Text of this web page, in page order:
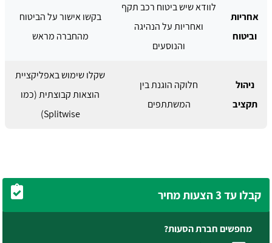
אחריות
וביטוח
לוודא שיש ביטוח רכב תקף
ואחריות על הנהיגה
והנוסעים
בקשו אישור על הביטוח
מהחברה מראש
ניהול
תקציב
חלוקה הוגנת בין
המשתתפים
שקלו שימוש באפליקציית
הוצאות קבוצתית (כמו
Splitwise)
קבלו עד 3 הצעות מחיר
מחפשים חברת הסעות?